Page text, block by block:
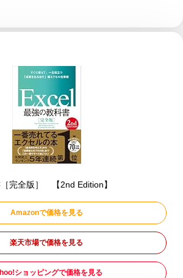
完全版］ 【2nd Edition】
Amazonで価格を見る
楽天市場で価格を見る
ショッピングで価格を見る